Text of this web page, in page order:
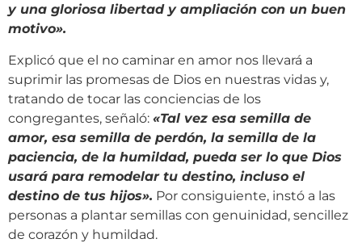
y una gloriosa libertad y ampliación con un buen
motivo».
Explicó que el no caminar en amor nos llevará a
suprimir las promesas de Dios en nuestras vidas y,
tratando de tocar las conciencias de los
congregantes, señaló: «Tal vez esa semilla de
amor, esa semilla de perdón, la semilla de la
paciencia, de la humildad, pueda ser lo que Dios
usará para remodelar tu destino, incluso el
destino de tus hijos». Por consiguiente, instó a las
personas a plantar semillas con genuinidad, sencillez
de corazón y humildad.